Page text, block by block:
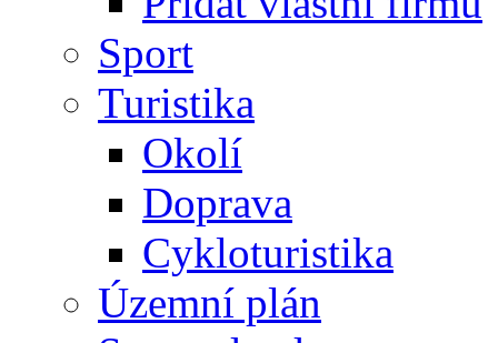
Sport
Turistika
Okolí
Doprava
Cykloturistika
Územní plán